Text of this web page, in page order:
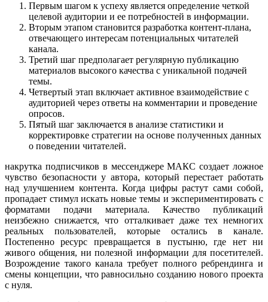
Первым шагом к успеху является определение четкой
целевой аудитории и ее потребностей в информации.
Вторым этапом становится разработка контент-плана,
отвечающего интересам потенциальных читателей
канала.
Третий шаг предполагает регулярную публикацию
материалов высокого качества с уникальной подачей
темы.
Четвертый этап включает активное взаимодействие с
аудиторией через ответы на комментарии и проведение
опросов.
Пятый шаг заключается в анализе статистики и
корректировке стратегии на основе полученных данных
о поведении читателей.
накрутка подписчиков в мессенджере МАКС создает ложное
чувство безопасности у автора, который перестает работать
над улучшением контента. Когда цифры растут сами собой,
пропадает стимул искать новые темы и экспериментировать с
форматами подачи материала. Качество публикаций
неизбежно снижается, что отталкивает даже тех немногих
реальных пользователей, которые остались в канале.
Постепенно ресурс превращается в пустыню, где нет ни
живого общения, ни полезной информации для посетителей.
Возрождение такого канала требует полного ребрендинга и
смены концепции, что равносильно созданию нового проекта
с нуля.